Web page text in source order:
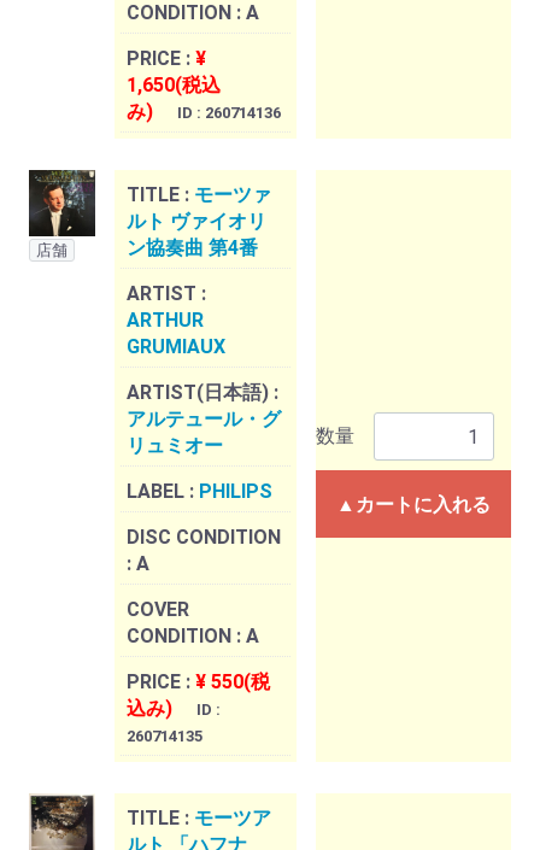
CONDITION : A
PRICE : ¥
1,650(税込
み)
ID : 260714136
店舗
TITLE : モーツァ
ルト ヴァイオリ
ン協奏曲 第4番
ARTIST :
ARTHUR
GRUMIAUX
ARTIST(日本語) :
アルテュール・グ
リュミオー
LABEL : PHILIPS
DISC CONDITION
: A
COVER
CONDITION : A
PRICE : ¥ 550(税
込み)
ID :
260714135
数量
▲カートに入れる
TITLE : モーツア
ルト 「ハフナ